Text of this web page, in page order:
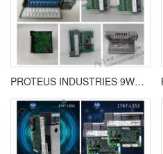
PROTEUS INDUSTRIES 9WSEG30-003欧美进口 质保一年